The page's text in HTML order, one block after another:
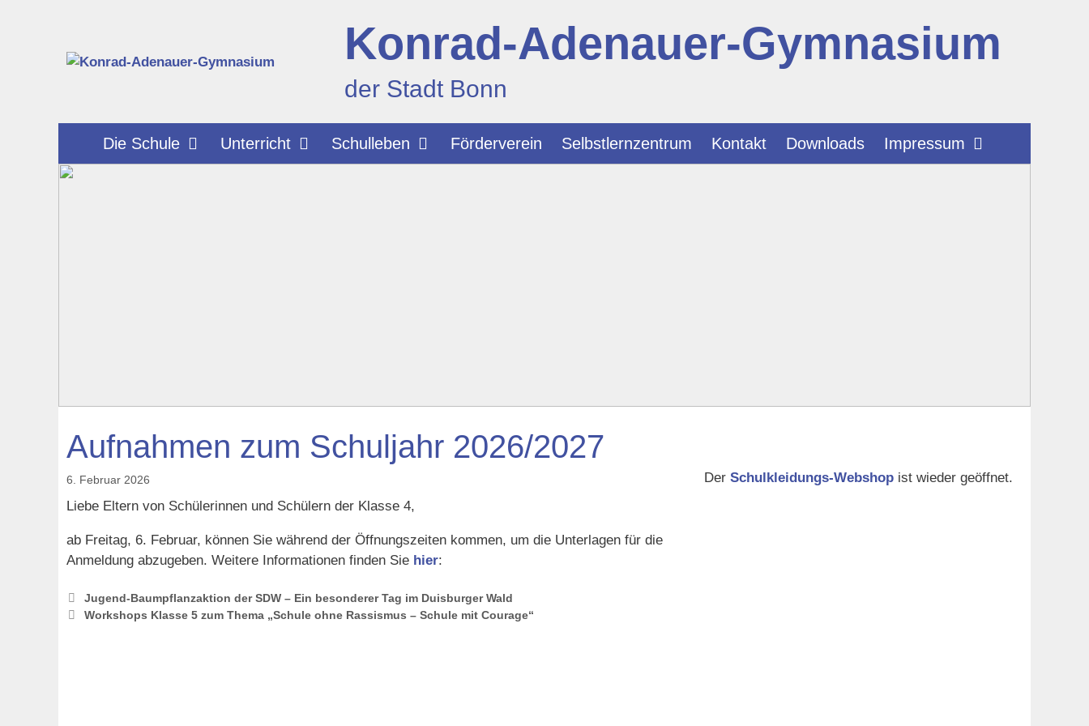
Konrad-Adenauer-Gymnasium
der Stadt Bonn
Die Schule Unterricht Schulleben Förderverein Selbstlernzentrum Kontakt Downloads Impressum
Aufnahmen zum Schuljahr 2026/2027
6. Februar 2026
Liebe Eltern von Schülerinnen und Schülern der Klasse 4,
ab Freitag, 6. Februar, können Sie während der Öffnungszeiten kommen, um die Unterlagen für die
Anmeldung abzugeben. Weitere Informationen finden Sie hier:
Jugend‑Baumpflanzaktion der SDW – Ein besonderer Tag im Duisburger Wald
Workshops Klasse 5 zum Thema „Schule ohne Rassismus – Schule mit Courage“
Der Schulkleidungs-Webshop ist wieder geöffnet.